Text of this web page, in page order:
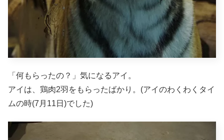
「何もらったの？」気になるアイ。
アイは、鶏肉2羽をもらったばかり。(アイのわくわくタイ
ムの時(7月11日)でした)